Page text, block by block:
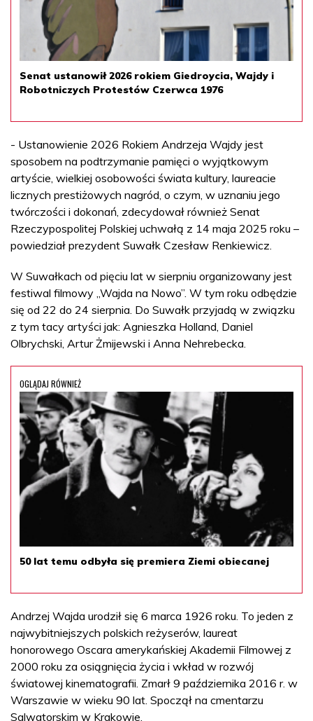
Senat ustanowił 2026 rokiem Giedroycia, Wajdy i
Robotniczych Protestów Czerwca 1976
- Ustanowienie 2026 Rokiem Andrzeja Wajdy jest
sposobem na podtrzymanie pamięci o wyjątkowym
artyście, wielkiej osobowości świata kultury, laureacie
licznych prestiżowych nagród, o czym, w uznaniu jego
twórczości i dokonań, zdecydował również Senat
Rzeczypospolitej Polskiej uchwałą z 14 maja 2025 roku –
powiedział prezydent Suwałk Czesław Renkiewicz.
W Suwałkach od pięciu lat w sierpniu organizowany jest
festiwal filmowy „Wajda na Nowo”. W tym roku odbędzie
się od 22 do 24 sierpnia. Do Suwałk przyjadą w związku
z tym tacy artyści jak: Agnieszka Holland, Daniel
Olbrychski, Artur Żmijewski i Anna Nehrebecka.
OGLĄDAJ RÓWNIEŻ
50 lat temu odbyła się premiera Ziemi obiecanej
Andrzej Wajda urodził się 6 marca 1926 roku. To jeden z
najwybitniejszych polskich reżyserów, laureat
honorowego Oscara amerykańskiej Akademii Filmowej z
2000 roku za osiągnięcia życia i wkład w rozwój
światowej kinematografii. Zmarł 9 października 2016 r. w
Warszawie w wieku 90 lat. Spoczął na cmentarzu
Salwatorskim w Krakowie.